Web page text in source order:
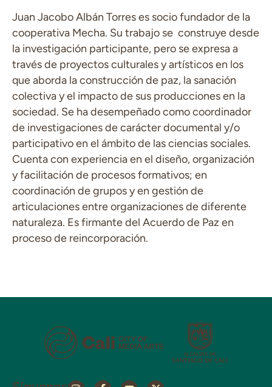
Juan Jacobo Albán Torres es socio fundador de la
cooperativa Mecha. Su trabajo se construye desde
la investigación participante, pero se expresa a
través de proyectos culturales y artísticos en los
que aborda la construcción de paz, la sanación
colectiva y el impacto de sus producciones en la
sociedad. Se ha desempeñado como coordinador
de investigaciones de carácter documental y/o
participativo en el ámbito de las ciencias sociales.
Cuenta con experiencia en el diseño, organización
y facilitación de procesos formativos; en
coordinación de grupos y en gestión de
articulaciones entre organizaciones de diferente
naturaleza. Es firmante del Acuerdo de Paz en
proceso de reincorporación.